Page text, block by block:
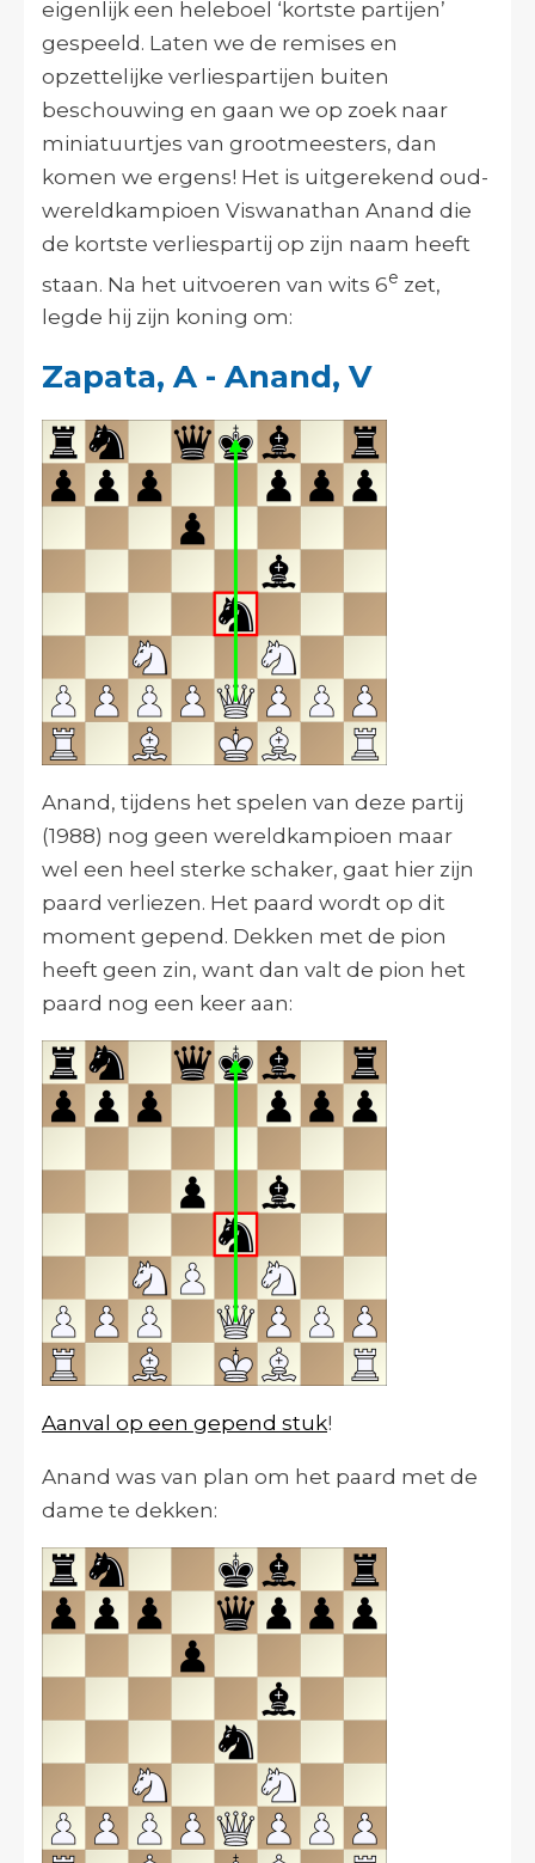
eigenlijk een heleboel ‘kortste partijen’
gespeeld. Laten we de remises en
opzettelijke verliespartijen buiten
beschouwing en gaan we op zoek naar
miniatuurtjes van grootmeesters, dan
komen we ergens! Het is uitgerekend oud-
wereldkampioen Viswanathan Anand die
de kortste verliespartij op zijn naam heeft
staan. Na het uitvoeren van wits 6e zet,
legde hij zijn koning om:
Zapata, A - Anand, V
Anand, tijdens het spelen van deze partij
(1988) nog geen wereldkampioen maar
wel een heel sterke schaker, gaat hier zijn
paard verliezen. Het paard wordt op dit
moment gepend. Dekken met de pion
heeft geen zin, want dan valt de pion het
paard nog een keer aan:
Aanval op een gepend stuk!
Anand was van plan om het paard met de
dame te dekken: